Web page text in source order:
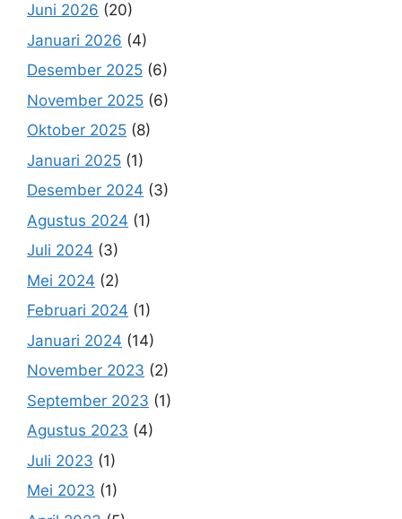
Juni 2026 (20)
Januari 2026 (4)
Desember 2025 (6)
November 2025 (6)
Oktober 2025 (8)
Januari 2025 (1)
Desember 2024 (3)
Agustus 2024 (1)
Juli 2024 (3)
Mei 2024 (2)
Februari 2024 (1)
Januari 2024 (14)
November 2023 (2)
September 2023 (1)
Agustus 2023 (4)
Juli 2023 (1)
Mei 2023 (1)